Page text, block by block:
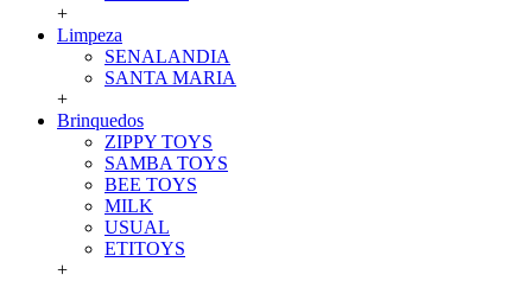
+
Limpeza
SENALANDIA
SANTA MARIA
+
Brinquedos
ZIPPY TOYS
SAMBA TOYS
BEE TOYS
MILK
USUAL
ETITOYS
+